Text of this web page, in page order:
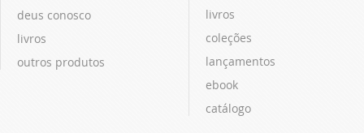
deus conosco
livros
outros produtos
livros
coleções
lançamentos
ebook
catálogo